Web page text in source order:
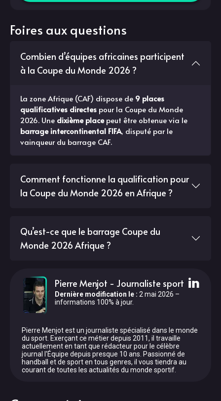
Foires aux questions
Combien d’équipes africaines participent
à la Coupe du Monde 2026 ?
La zone Afrique (CAF) dispose de 9 places
qualificatives directes pour la Coupe du Monde
2026. Une dixième placepeut être obtenue via le
barrage intercontinental FIFA, disputé par le
vainqueur du barrage CAF.
Comment fonctionne la qualification pour
la Coupe du Monde 2026 en Afrique ?
Qu’est-ce que le barrage Coupe du
Monde 2026 Afrique ?
Pierre Menjot - Journaliste sport
Dernière modification le : 2 mai 2026 –
informations 100% à jour.
Pierre Menjot est un journaliste spécialisé dans le monde
du sport. Exerçant ce métier depuis 2011, il travaille
actuellement en tant que rédacteur pour le célèbre
journal l'Équipe depuis presque 10 ans. Passionné de
handball et de sport en tous genres, il vous tiendra au
courant de toutes les actualités du monde sportif.